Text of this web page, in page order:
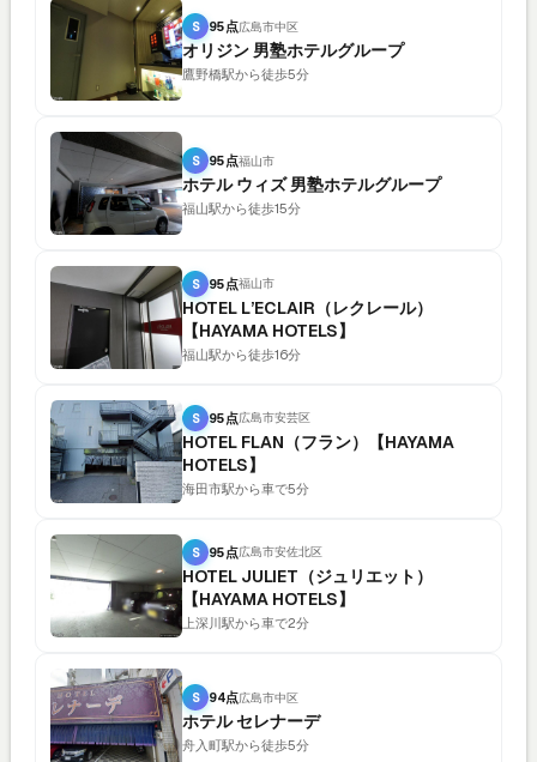
S 95点広島市中区
オリジン 男塾ホテルグループ
鷹野橋駅から徒歩5分
S 95点福山市
ホテル ウィズ 男塾ホテルグループ
福山駅から徒歩15分
S 95点福山市
HOTEL L’ECLAIR（レクレール）
【HAYAMA HOTELS】
福山駅から徒歩16分
S 95点広島市安芸区
HOTEL FLAN（フラン）【HAYAMA
HOTELS】
海田市駅から車で5分
S 95点広島市安佐北区
HOTEL JULIET（ジュリエット）
【HAYAMA HOTELS】
上深川駅から車で2分
S 94点広島市中区
ホテル セレナーデ
舟入町駅から徒歩5分